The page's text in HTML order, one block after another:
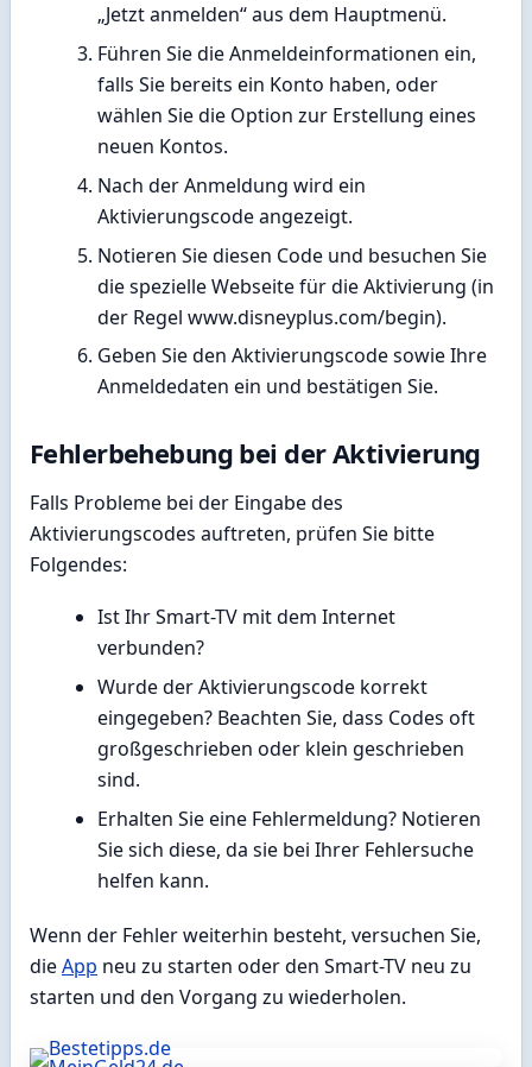
„Jetzt anmelden“ aus dem Hauptmenü.
Führen Sie die Anmeldeinformationen ein,
falls Sie bereits ein Konto haben, oder
wählen Sie die Option zur Erstellung eines
neuen Kontos.
Nach der Anmeldung wird ein
Aktivierungscode angezeigt.
Notieren Sie diesen Code und besuchen Sie
die spezielle Webseite für die Aktivierung (in
der Regel www.disneyplus.com/begin).
Geben Sie den Aktivierungscode sowie Ihre
Anmeldedaten ein und bestätigen Sie.
Fehlerbehebung bei der Aktivierung
Falls Probleme bei der Eingabe des
Aktivierungscodes auftreten, prüfen Sie bitte
Folgendes:
Ist Ihr Smart-TV mit dem Internet
verbunden?
Wurde der Aktivierungscode korrekt
eingegeben? Beachten Sie, dass Codes oft
großgeschrieben oder klein geschrieben
sind.
Erhalten Sie eine Fehlermeldung? Notieren
Sie sich diese, da sie bei Ihrer Fehlersuche
helfen kann.
Wenn der Fehler weiterhin besteht, versuchen Sie,
dieApp neu zu starten oder den Smart-TV neu zu
starten und den Vorgang zu wiederholen.